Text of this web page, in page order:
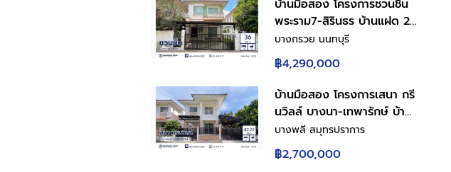
รามคำแหง ใกล้สนามบิน
สุวรรณภูมิ, ทางด่วนกาญจนา
บ้านมือสอง โครงการชวนชื่น
พระราม7-สิรินธร บ้านแฝด 2
ชั้น 3 ห้องนอน 2 ห้องน้ำ
จอดรถ 2 คัน พื้นที่ใช้สอย
150 ตร.ม. ทำเลบางกรวย ใกล้
ทางด่วนศรีรัช เข้าเมืองสะดวก
พร้อมเข้าอยู่
บางกรวย นนทบุรี
฿4,290,000
บ้านมือสอง โครงการเสนา กรี
นวิลล์ บางนา-เทพารักษ์ บ้าน
แฝด 2 ชั้น พร้อมอยู่ ฟังก์ชัน
ครบสำหรับครอบครัว 3 ห้อง
นอน 3 ห้องน้ำ จอดรถ 2 คัน
บางพลี สมุทรปราการ
฿2,700,000